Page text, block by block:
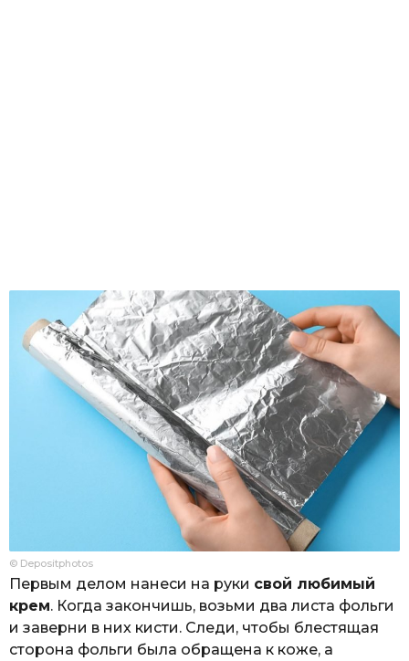
© Depositphotos
Первым делом нанеси на руки свой любимый
крем. Когда закончишь, возьми два листа фольги
и заверни в них кисти. Следи, чтобы блестящая
сторона фольги была обращена к коже, а